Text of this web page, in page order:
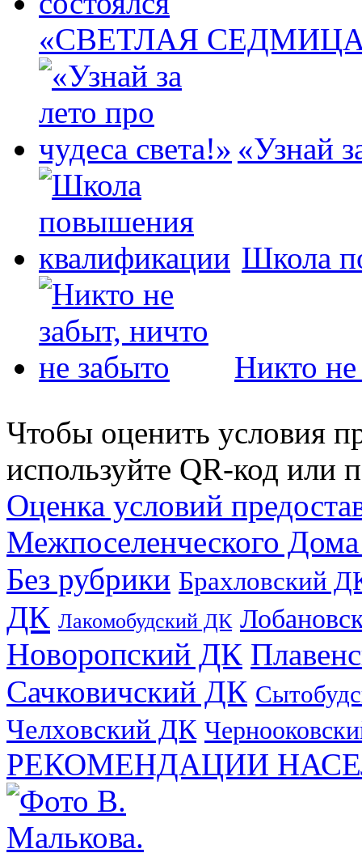
«СВЕТЛАЯ СЕДМИЦА»
«Узнай
Школа
Никто не
Чтобы оценить условия
используйте QR-код или
Оценка условий
Межпоселенческого
Без рубрики Брахловский
ДК Лакомобудский ДК
Новоропский ДК
Сачковичский ДК
Челховский ДК
РЕКОМЕНДАЦИИ